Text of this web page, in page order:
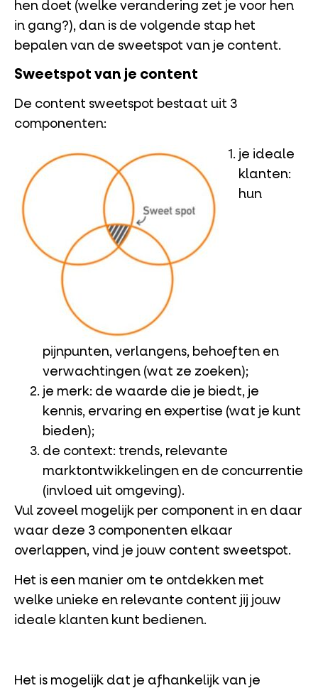
hen doet (welke verandering zet je voor hen
in gang?), dan is de volgende stap het
bepalen van de sweetspot van je content.
Sweetspot van je content
De content sweetspot bestaat uit 3
componenten:
je ideale
klanten:
hun
pijnpunten, verlangens, behoeften en
verwachtingen (wat ze zoeken);
je merk: de waarde die je biedt, je
kennis, ervaring en expertise (wat je kunt
bieden);
de context: trends, relevante
marktontwikkelingen en de concurrentie
(invloed uit omgeving).
Vul zoveel mogelijk per component in en daar
waar deze 3 componenten elkaar
overlappen, vind je jouw content sweetspot.
Het is een manier om te ontdekken met
welke unieke en relevante content jij jouw
ideale klanten kunt bedienen.
Het is mogelijk dat je afhankelijk van je